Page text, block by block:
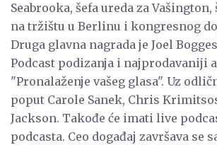
Seabrooka, šefa ureda za
na tržištu u Berlinu i kongresnog
Druga glavna nagrada je Joel
Podcast podizanja i najprodavaniji
"Pronalaženje vašeg glasa". Uz
poput Carole Sanek, Chris
Jackson. Takođe će imati live
podcasta. Ceo događaj završava se